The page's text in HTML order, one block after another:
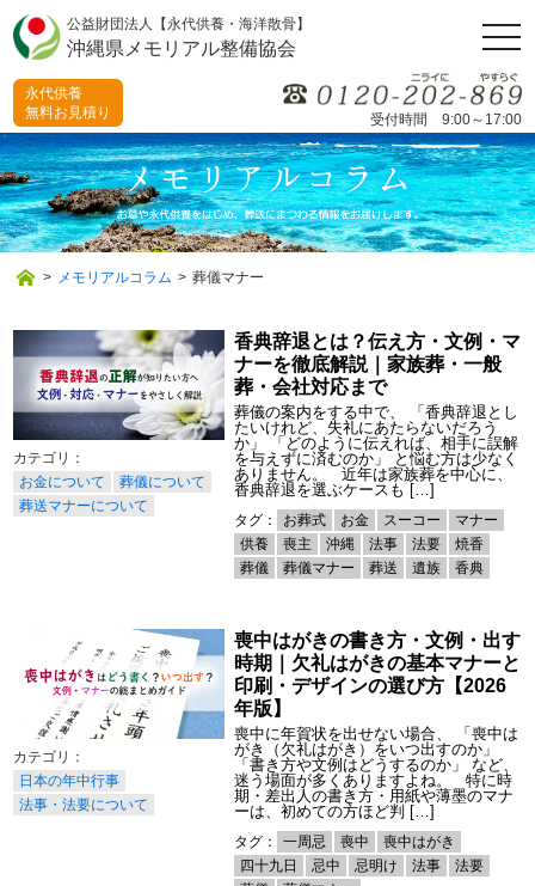
公益財団法人【永代供養・海洋散骨】
沖縄県メモリアル整備協会
受付時間 9:00～17:00
永代供養
無料お見積り
> メモリアルコラム > 葬儀マナー
お金について
葬儀について
葬送マナーについて
香典辞退とは？伝え方・文例・マ
ナーを徹底解説｜家族葬・一般
葬・会社対応まで
葬儀の案内をする中で、 「香典辞退とし
たいけれど、失礼にあたらないだろう
か」 「どのように伝えれば、相手に誤解
を与えずに済むのか」 と悩む方は少なく
ありません。 近年は家族葬を中心に、
香典辞退を選ぶケースも […]
タグ： お葬式 お金 スーコー
マナー
供養
喪主 沖縄 法事 法要
焼香
葬儀
葬儀マナー 葬送 遺族 香典
日本の年中行事
法事・法要について
喪中はがきの書き方・文例・出す
時期｜欠礼はがきの基本マナーと
印刷・デザインの選び方【2026
年版】
喪中に年賀状を出せない場合、 「喪中は
がき（欠礼はがき）をいつ出すのか」
「書き方や文例はどうするのか」 など、
迷う場面が多くありますよね。 特に時
期・差出人の書き方・用紙や薄墨のマナ
ーは、初めての方ほど判 […]
タグ： 一周忌 喪中
喪中はがき
四十九日
忌中 忌明け 法事
法要